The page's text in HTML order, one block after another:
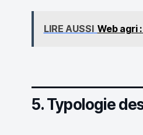
LIRE AUSSI Web agri
5. Typologie